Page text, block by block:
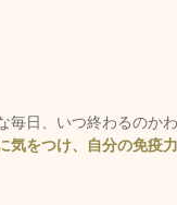
日、いつ終わるのかわ
気をつけ、自分の免疫